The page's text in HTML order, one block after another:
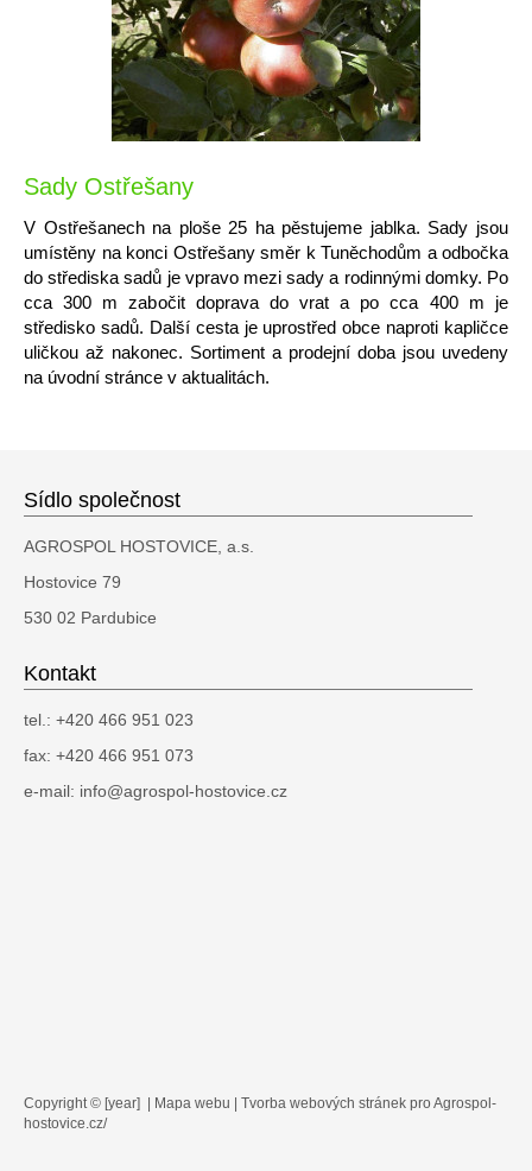
Sady Ostřešany
V Ostřešanech na ploše 25 ha pěstujeme jablka. Sady jsou
umístěny na konci Ostřešany směr k Tuněchodům a odbočka
do střediska sadů je vpravo mezi sady a rodinnými domky. Po
cca 300 m zabočit doprava do vrat a po cca 400 m je
středisko sadů. Další cesta je uprostřed obce naproti kapličce
uličkou až nakonec. Sortiment a prodejní doba jsou uvedeny
na úvodní stránce v aktualitách.
Sídlo společnost
AGROSPOL HOSTOVICE, a.s.
Hostovice 79
530 02 Pardubice
Kontakt
tel.: +420 466 951 023
fax: +420 466 951 073
e-mail: info@agrospol-hostovice.cz
Copyright © [year] | Mapa webu | Tvorba webových stránek pro Agrospol-
hostovice.cz/